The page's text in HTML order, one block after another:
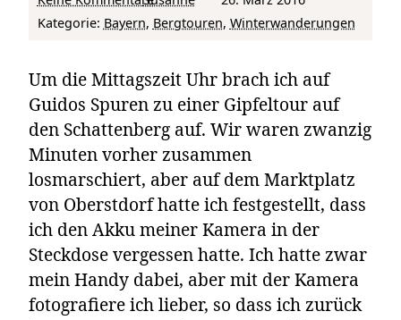
Kategorie: Bayern, Bergtouren, Winterwanderungen
Um die Mittagszeit Uhr brach ich auf
Guidos Spuren zu einer Gipfeltour auf
den Schattenberg auf. Wir waren zwanzig
Minuten vorher zusammen
losmarschiert, aber auf dem Marktplatz
von Oberstdorf hatte ich festgestellt, dass
ich den Akku meiner Kamera in der
Steckdose vergessen hatte. Ich hatte zwar
mein Handy dabei, aber mit der Kamera
fotografiere ich lieber, so dass ich zurück